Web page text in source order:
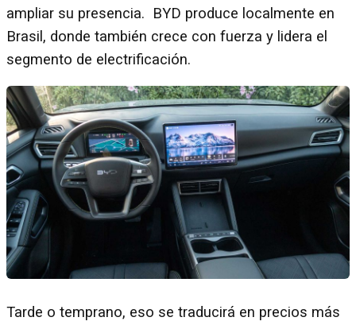
ampliar su presencia. BYD produce localmente en
Brasil, donde también crece con fuerza y lidera el
segmento de electrificación.
Tarde o temprano, eso se traducirá en precios más